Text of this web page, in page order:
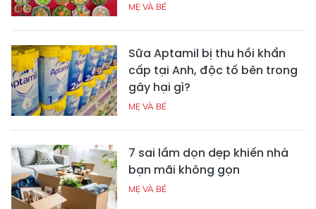
MẸ VÀ BÉ
Sữa Aptamil bị thu hồi khẩn
cấp tại Anh, độc tố bên trong
gây hại gì?
MẸ VÀ BÉ
7 sai lầm dọn dẹp khiến nhà
bạn mãi không gọn
MẸ VÀ BÉ